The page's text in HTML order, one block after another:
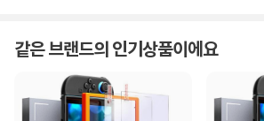
같은 브랜드의 인기상품이에요